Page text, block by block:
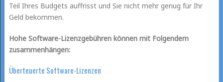
Teil Ihres Budgets auffrisst und Sie nicht mehr genug für Ihr
Geld bekommen.
Hohe Software-Lizenzgebühren können mit Folgendem
zusammenhängen:
Überteuerte Software-Lizenzen